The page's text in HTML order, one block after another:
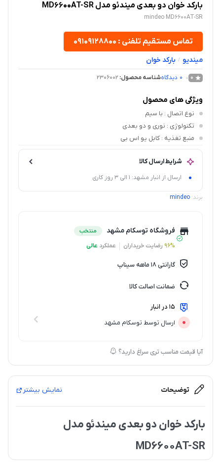
بارکد خوان دو بعدی میندئو مدل MD6600AT-SR
mindeo MD6600AT-SR
تماس مستقیم تلفنی : ۰۹۱۰۹۱۲۸۸۰۰
مینديو / بارکد خوان
0
0 دیدگاهشناسه محصول: 2306002
ویژگی های محصول
نوع اتصال : با سیم
تکنولوژی : نوری و دو بعدی
منبع تغذیه : کابل یو اس بی
شرایط ارسال کالا
ارسال از انبار مشهد: 1 الی 3 روز کاری
برند: mindeo
فروشگاه توسکام مشهد
منتخب
96% رضایت خریداران عملکرد عالی
گارانتی 18 ماهه سیناپ
ضمانت اصالت کالا
15 در انبار
ارسال توسط توسکام مشهد
آیا قیمت مناسب تری سراغ دارید؟
توضیحات نمایش بیشتر
بارکد خوان دو بعدی میندئو مدل
MD6600AT-SR